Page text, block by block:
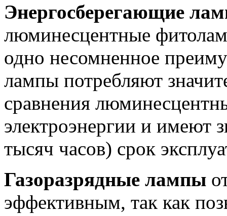
Энергосберегающие
люминесцентные
одно несомненное
лампы потребляют
сравнения
электроэнергии и имеют
тысяч часов) срок
Газоразрядные лампы
эффективным, так как